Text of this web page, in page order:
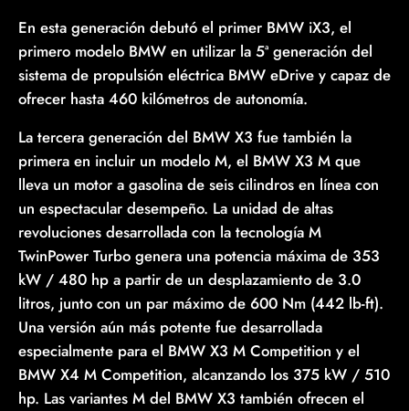
En esta generación debutó el primer BMW iX3, el
primero modelo BMW en utilizar la 5ª generación del
sistema de propulsión eléctrica BMW eDrive y capaz de
ofrecer hasta 460 kilómetros de autonomía.
La tercera generación del BMW X3 fue también la
primera en incluir un modelo M, el BMW X3 M que
lleva un motor a gasolina de seis cilindros en línea con
un espectacular desempeño. La unidad de altas
revoluciones desarrollada con la tecnología M
TwinPower Turbo genera una potencia máxima de 353
kW / 480 hp a partir de un desplazamiento de 3.0
litros, junto con un par máximo de 600 Nm (442 lb-ft).
Una versión aún más potente fue desarrollada
especialmente para el BMW X3 M Competition y el
BMW X4 M Competition, alcanzando los 375 kW / 510
hp. Las variantes M del BMW X3 también ofrecen el